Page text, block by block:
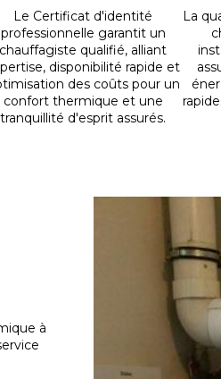
Le Certificat d'identité
professionnelle garantit un
chauffagiste qualifié, alliant
disponibilité rapide et
des coûts pour un
confort thermique et une
tranquillité d'esprit assurés.
La
à